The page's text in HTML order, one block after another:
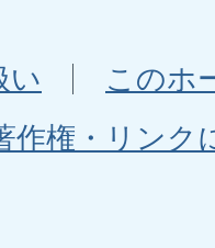
い
このホ
作権・リンク